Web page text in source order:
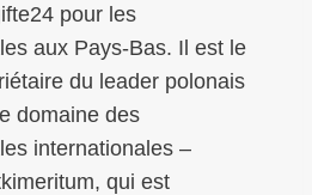
pour les
aux Pays-Bas. Il est le
du leader polonais
domaine des
internationales –
qui est